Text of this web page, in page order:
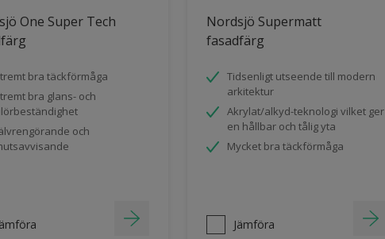
One Super Tech
bra täckförmåga
bra glans- och
och
Nordsjö Supermatt
fasadfärg
Tidsenligt utseende till modern
arkitektur
Akrylat/alkyd-teknologi vilket ger
en hållbar och tålig yta
Mycket bra täckförmåga
Jämföra